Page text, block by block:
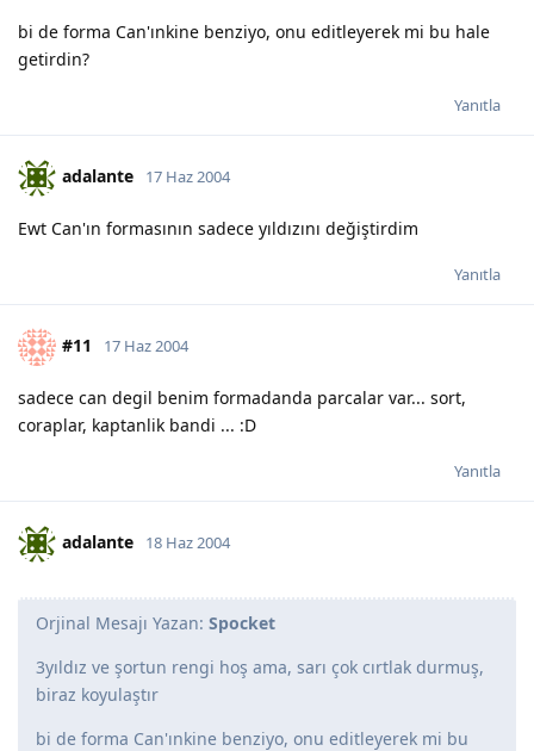
bi de forma Can'ınkine benziyo, onu editleyerek mi bu hale
getirdin?
Yanıtla
adalante 17 Haz 2004
Ewt Can'ın formasının sadece yıldızını değiştirdim
Yanıtla
#11 17 Haz 2004
sadece can degil benim formadanda parcalar var... sort,
coraplar, kaptanlik bandi ... :D
Yanıtla
adalante 18 Haz 2004
Orjinal Mesajı Yazan: Spocket
3yıldız ve şortun rengi hoş ama, sarı çok cırtlak durmuş,
biraz koyulaştır
bi de forma Can'ınkine benziyo, onu editleyerek mi bu